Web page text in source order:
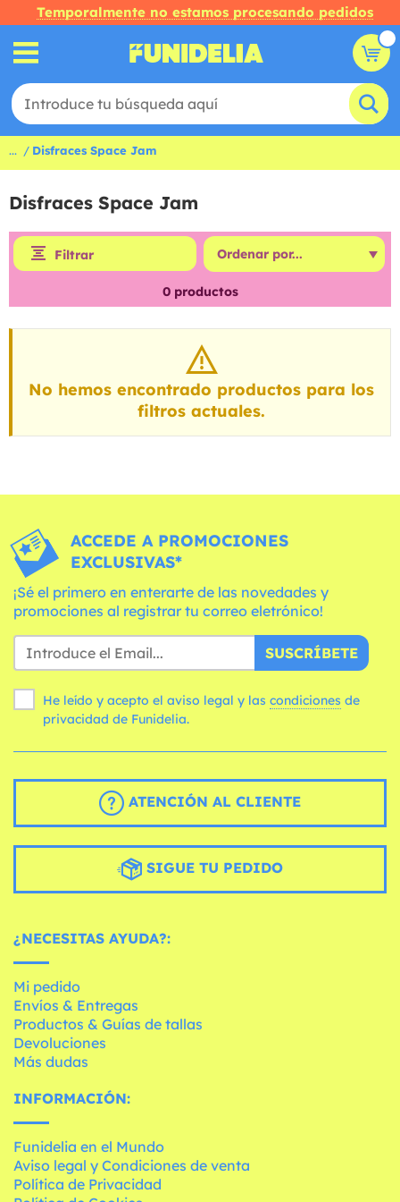
Temporalmente no estamos procesando pedidos
... Disfraces Space Jam
Disfraces Space Jam
Filtrar
0productos
No hemos encontrado productos para los
filtros actuales.
ACCEDE A PROMOCIONES
EXCLUSIVAS*
¡Sé el primero en enterarte de las novedades y
promociones al registrar tu correo eletrónico!
SUSCRÍBETE
He leído y acepto el aviso legal y las condiciones
privacidad de Funidelia.
ATENCIÓN AL CLIENTE
SIGUE TU PEDIDO
¿NECESITAS AYUDA?:
Mi pedido
Envíos & Entregas
Productos & Guías de tallas
Devoluciones
Más dudas
INFORMACIÓN:
Funidelia en el Mundo
Aviso legal y Condiciones de venta
Política de Privacidad